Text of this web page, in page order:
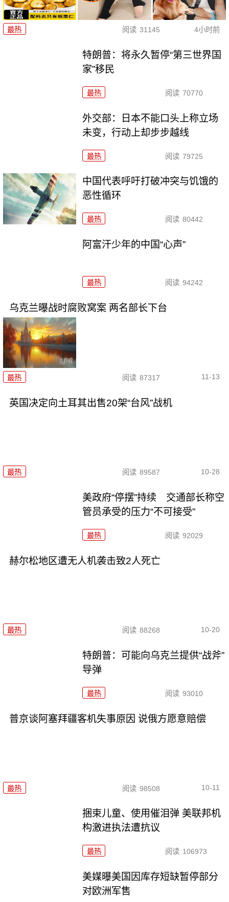
最热 阅读 31145 4小时前
特朗普：将永久暂停“第三世界国
家”移民
最热 阅读 70770
外交部：日本不能口头上称立场
未变，行动上却步步越线
最热 阅读 79725
中国代表呼吁打破冲突与饥饿的
恶性循环
最热 阅读 80442
阿富汗少年的中国“心声”
最热 阅读 94242
乌克兰曝战时腐败窝案 两名部长下台
最热 阅读 87317 11-13
英国决定向土耳其出售20架“台风”战机
最热 阅读 89587 10-28
美政府“停摆”持续 交通部长称空
管员承受的压力“不可接受”
最热 阅读 92029
赫尔松地区遭无人机袭击致2人死亡
最热 阅读 88268 10-20
特朗普：可能向乌克兰提供“战斧”
导弹
最热 阅读 93010
普京谈阿塞拜疆客机失事原因 说俄方愿意赔偿
最热 阅读 98508 10-11
捆束儿童、使用催泪弹 美联邦机
构激进执法遭抗议
最热 阅读 106973
美媒曝美国因库存短缺暂停部分
对欧洲军售